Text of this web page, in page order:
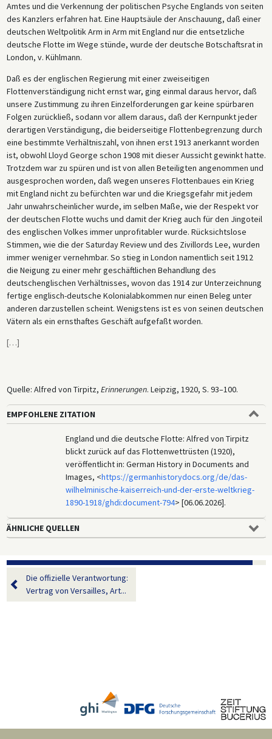
Amtes und die Verkennung der politischen Psyche Englands von seiten
des Kanzlers erfahren hat. Eine Hauptsäule der Anschauung, daß einer
deutschen Weltpolitik Arm in Arm mit England nur die entsetzliche
deutsche Flotte im Wege stünde, wurde der deutsche Botschaftsrat in
London, v. Kühlmann.
Daß es der englischen Regierung mit einer zweiseitigen
Flottenverständigung nicht ernst war, ging einmal daraus hervor, daß
unsere Zustimmung zu ihren Einzelforderungen gar keine spürbaren
Folgen zurückließ, sodann vor allem daraus, daß der Kernpunkt jeder
derartigen Verständigung, die beiderseitige Flottenbegrenzung durch
eine bestimmte Verhältniszahl, von ihnen erst 1913 anerkannt worden
ist, obwohl Lloyd George schon 1908 mit dieser Aussicht gewinkt hatte.
Trotzdem war zu spüren und ist von allen Beteiligten angenommen und
ausgesprochen worden, daß wegen unseres Flottenbaues ein Krieg
mit England nicht zu befürchten war und die Kriegsgefahr mit jedem
Jahr unwahrscheinlicher wurde, im selben Maße, wie der Respekt vor
der deutschen Flotte wuchs und damit der Krieg auch für den Jingoteil
des englischen Volkes immer unprofitabler wurde. Rücksichtslose
Stimmen, wie die der Saturday Review und des Zivillords Lee, wurden
immer weniger vernehmbar. So stieg in London namentlich seit 1912
die Neigung zu einer mehr geschäftlichen Behandlung des
deutschenglischen Verhältnisses, wovon das 1914 zur Unterzeichnung
fertige englisch-deutsche Kolonialabkommen nur einen Beleg unter
anderen darzustellen scheint. Wenigstens ist es von seinen deutschen
Vätern als ein ernsthaftes Geschäft aufgefaßt worden.
[…]
Quelle: Alfred von Tirpitz, Erinnerungen. Leipzig, 1920, S. 93–100.
EMPFOHLENE ZITATION
England und die deutsche Flotte: Alfred von Tirpitz
blickt zurück auf das Flottenwettrüsten (1920),
veröffentlicht in: German History in Documents and
Images, <https://germanhistorydocs.org/de/das-
wilhelminische-kaiserreich-und-der-erste-weltkrieg-
1890-1918/ghdi:document-794> [06.06.2026].
ÄHNLICHE QUELLEN
Die offizielle Verantwortung:
Vertrag von Versailles, Art...